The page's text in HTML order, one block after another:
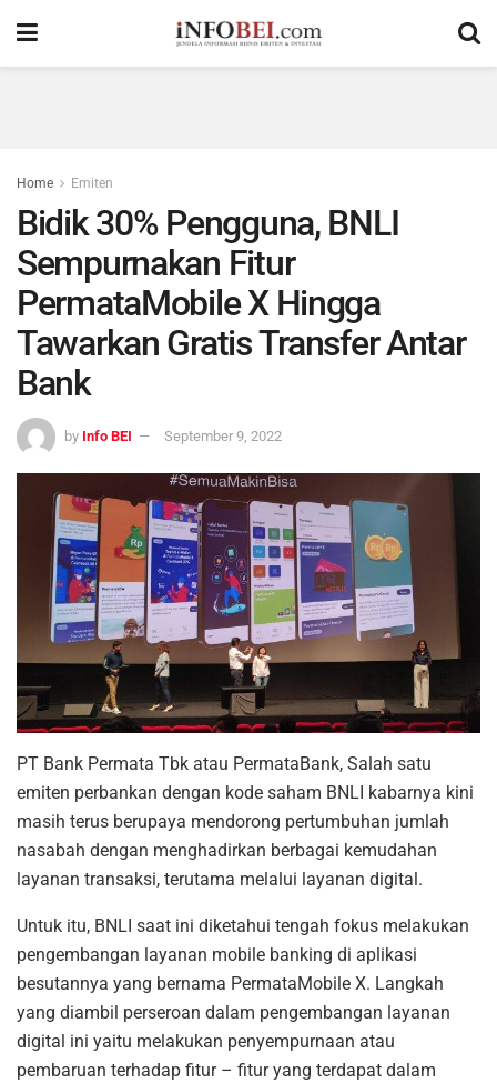
Home Emiten
Bidik 30% Pengguna, BNLI
Sempurnakan Fitur
PermataMobile X Hingga
Tawarkan Gratis Transfer Antar
Bank
by Info BEI September 9, 2022
PT Bank Permata Tbk atau PermataBank, Salah satu
emiten perbankan dengan kode saham BNLI kabarnya kini
masih terus berupaya mendorong pertumbuhan jumlah
nasabah dengan menghadirkan berbagai kemudahan
layanan transaksi, terutama melalui layanan digital.
Untuk itu, BNLI saat ini diketahui tengah fokus melakukan
pengembangan layanan mobile banking di aplikasi
besutannya yang bernama PermataMobile X. Langkah
yang diambil perseroan dalam pengembangan layanan
digital ini yaitu melakukan penyempurnaan atau
pembaruan terhadap fitur – fitur yang terdapat dalam